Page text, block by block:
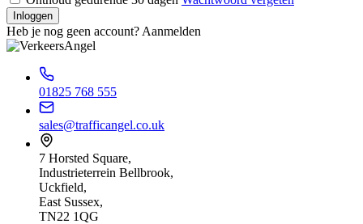
Inloggen
Heb je nog geen account? Aanmelden
01825 768 555
sales@trafficangel.co.uk
7 Horsted Square,
Industrieterrein Bellbrook,
Uckfield,
East Sussex,
TN22 1QG